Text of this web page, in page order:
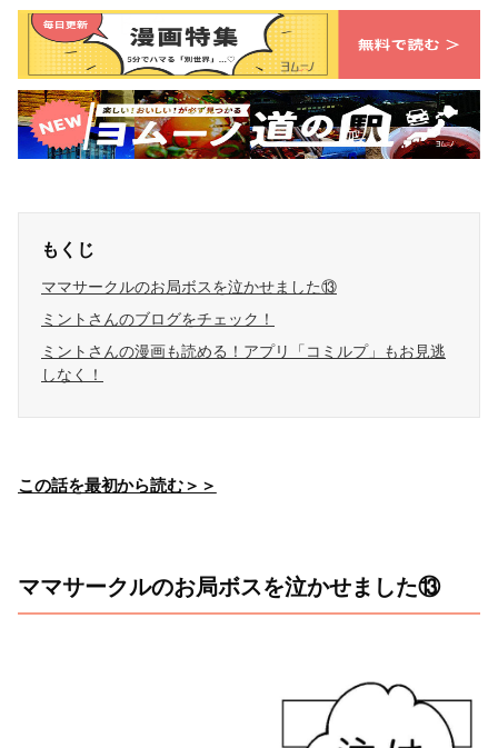
もくじ
ママサークルのお局ボスを泣かせました⑬
ミントさんのブログをチェック！
ミントさんの漫画も読める！アプリ「コミルプ」もお見逃
しなく！
この話を最初から読む＞＞
ママサークルのお局ボスを泣かせました⑬